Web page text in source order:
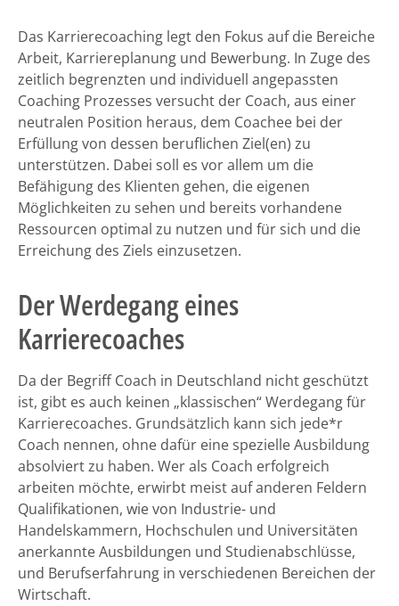
Das Karrierecoaching legt den Fokus auf die Bereiche
Arbeit, Karriereplanung und Bewerbung. In Zuge des
zeitlich begrenzten und individuell angepassten
Coaching Prozesses versucht der Coach, aus einer
neutralen Position heraus, dem Coachee bei der
Erfüllung von dessen beruflichen Ziel(en) zu
unterstützen. Dabei soll es vor allem um die
Befähigung des Klienten gehen, die eigenen
Möglichkeiten zu sehen und bereits vorhandene
Ressourcen optimal zu nutzen und für sich und die
Erreichung des Ziels einzusetzen.
Der Werdegang eines
Karrierecoaches
Da der Begriff Coach in Deutschland nicht geschützt
ist, gibt es auch keinen „klassischen“ Werdegang für
Karrierecoaches. Grundsätzlich kann sich jede*r
Coach nennen, ohne dafür eine spezielle Ausbildung
absolviert zu haben. Wer als Coach erfolgreich
arbeiten möchte, erwirbt meist auf anderen Feldern
Qualifikationen, wie von Industrie- und
Handelskammern, Hochschulen und Universitäten
anerkannte Ausbildungen und Studienabschlüsse,
und Berufserfahrung in verschiedenen Bereichen der
Wirtschaft.